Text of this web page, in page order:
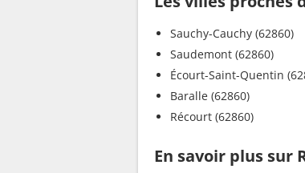
Sauchy-Cauchy (62860)
Saudemont (62860)
Écourt-Saint-Quentin
Baralle (62860)
Récourt (62860)
En savoir plus sur